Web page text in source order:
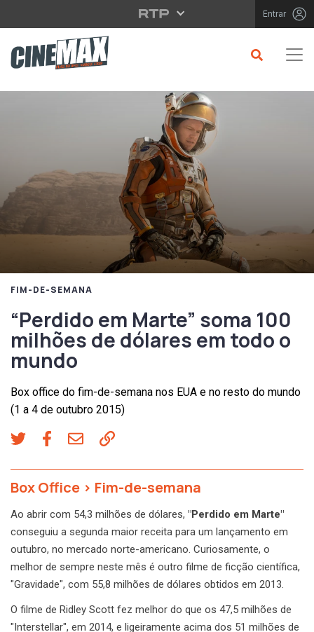
Saltar para o conteúdo principal Entrar
FIM-DE-SEMANA
“Perdido em Marte” soma 100
milhões de dólares em todo o
mundo
Box office do fim-de-semana nos EUA e no resto do mundo
(1 a 4 de outubro 2015)
Box Office > Fim-de-semana
Ao abrir com 54,3 milhões de dólares, "Perdido em Marte"
conseguiu a segunda maior receita para um lançamento em
outubro, no mercado norte-americano. Curiosamente, o
melhor de sempre neste mês é outro filme de ficção científica,
"Gravidade", com 55,8 milhões de dólares obtidos em 2013.
O filme de Ridley Scott fez melhor do que os 47,5 milhões de
"Interstellar", em 2014, e ligeiramente acima dos 51 milhões de